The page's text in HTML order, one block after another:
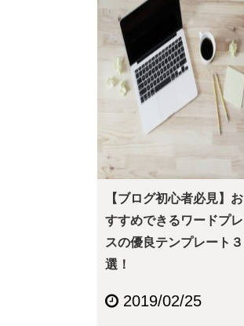
【ブログ初心者必見】お
すすめできるワードプレ
スの優良テンプレート３
選！
2019/02/25